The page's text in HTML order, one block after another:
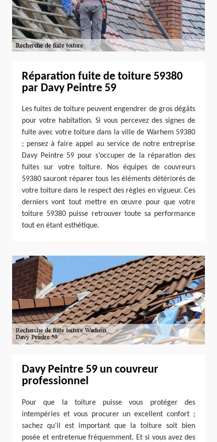
Réparation fuite de toiture 59380
par Davy Peintre 59
Les fuites de toiture peuvent engendrer de gros dégâts
pour votre habitation. Si vous percevez des signes de
fuite avec votre toiture dans la ville de Warhem 59380
; pensez à faire appel au service de notre entreprise
Davy Peintre 59 pour s’occuper de la réparation des
fuites sur votre toiture. Nos équipes de couvreurs
59380 sauront réparer tous les éléments détériorés de
votre toiture dans le respect des règles en vigueur. Ces
derniers vont tout mettre en œuvre pour que votre
toiture 59380 puisse retrouver toute sa performance
tout en étant esthétique.
Davy Peintre 59 un couvreur
professionnel
Pour que la toiture puisse vous protéger des
intempéries et vous procurer un excellent confort ;
sachez qu’il est important que la toiture soit bien
posée et entretenue fréquemment. Et si vous avez des